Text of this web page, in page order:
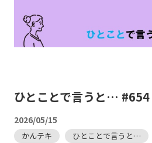
ひとことで言うと…
2026/05/15
かんテキ ひとことで言うと…